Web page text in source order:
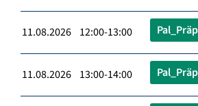
11.08.2026 12:00-13:00 Pal_Präp
11.08.2026 13:00-14:00 Pal_Präp